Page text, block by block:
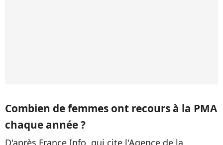
Combien de femmes ont recours à la PMA
chaque année ?
D'après France Info, qui cite l'Agence de la